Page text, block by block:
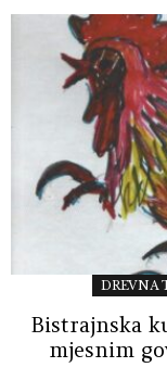
DREVNA
Bistrajnska
mjesnim